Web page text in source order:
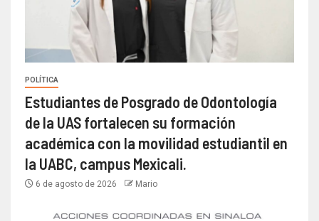
POLÍTICA
Estudiantes de Posgrado de Odontología
de la UAS fortalecen su formación
académica con la movilidad estudiantil en
la UABC, campus Mexicali.
6 de agosto de 2026 Mario